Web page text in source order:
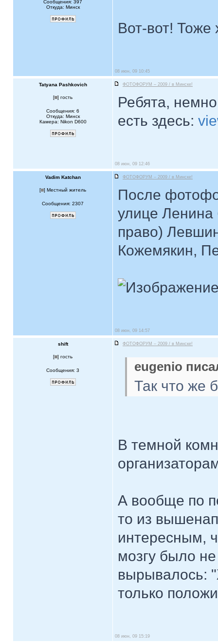
Сообщения: 397
Откуда: Минск
Вот-вот! Тоже
08 июн, 09 10:45
Tatyana Pashkovich ФОТОФОРУМ – 2009 / в Минске!
[ ] гость
Сообщения: 6
Откуда: Минск
Камера: Nikon D600
Ребята,
есть здесь:
08 июн, 09 12:46
Vadim Katchan ФОТОФОРУМ – 2009 / в Минске!
[ ] Местный житель
Сообщения: 2307
После
улице
право)
Кожемякин,
08 июн, 09 14:57
shift ФОТОФОРУМ – 2009 / в Минске!
[ ] гость
Сообщения: 3 eugenio
Так что же
В темной
А вообще по
то из
интересным,
мозгу было
вырывалось:
только
08 июн, 09 15:19